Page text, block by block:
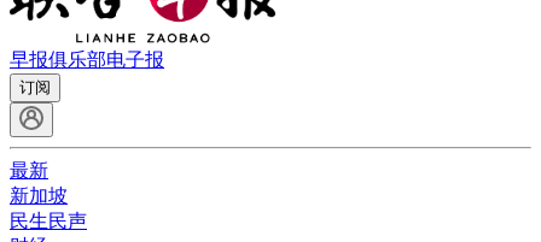
早报俱乐部电子报
订阅
最新
新加坡
民生民声